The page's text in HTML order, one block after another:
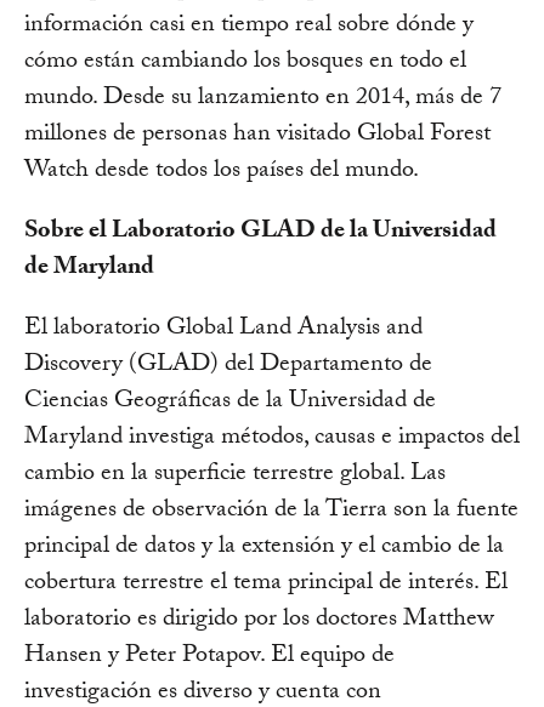
información casi en tiempo real sobre dónde y
cómo están cambiando los bosques en todo el
mundo. Desde su lanzamiento en 2014, más de 7
millones de personas han visitado Global Forest
Watch desde todos los países del mundo.
Sobre el Laboratorio GLAD de la Universidad
de Maryland
El laboratorio Global Land Analysis and
Discovery (GLAD) del Departamento de
Ciencias Geográficas de la Universidad de
Maryland investiga métodos, causas e impactos del
cambio en la superficie terrestre global. Las
imágenes de observación de la Tierra son la fuente
principal de datos y la extensión y el cambio de la
cobertura terrestre el tema principal de interés. El
laboratorio es dirigido por los doctores Matthew
Hansen y Peter Potapov. El equipo de
investigación es diverso y cuenta con